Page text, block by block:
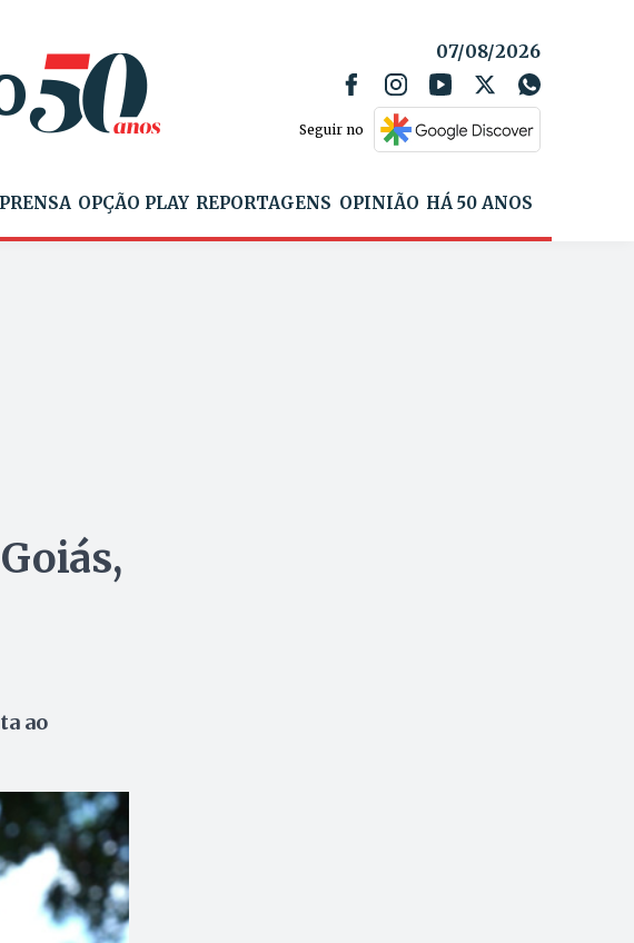
07/08/2026
Seguir no
OPÇÃO PLAY REPORTAGENS OPINIÃO HÁ 50 ANOS
ao